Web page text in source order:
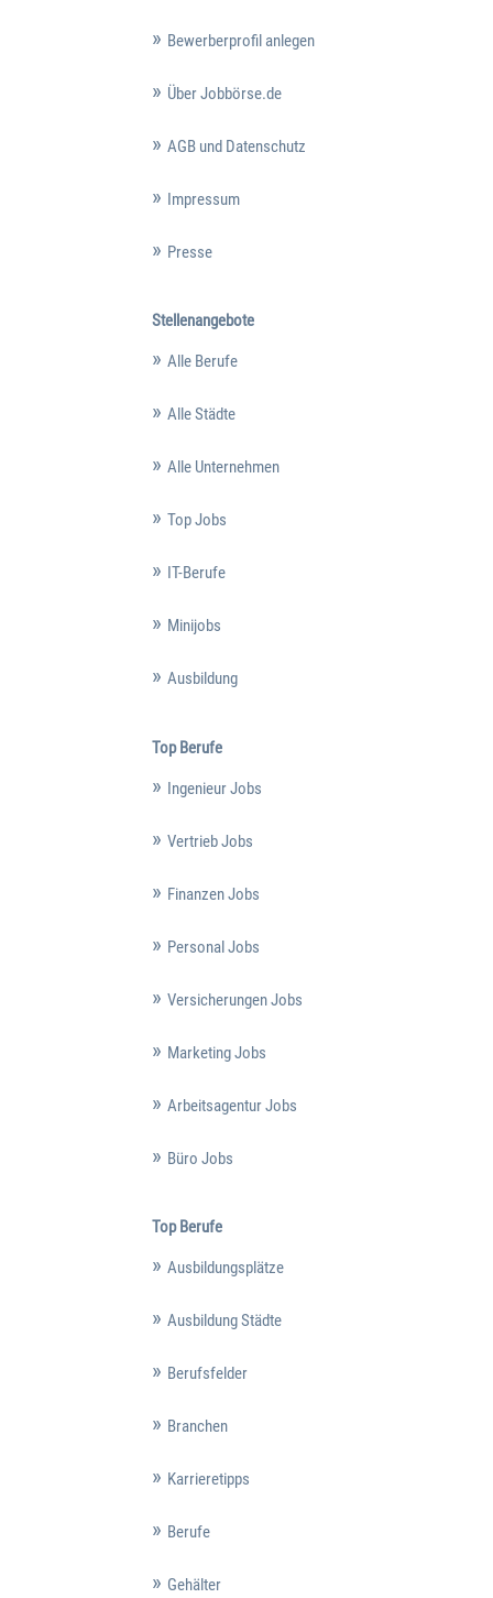
Bewerberprofil anlegen
Über Jobbörse.de
AGB und Datenschutz
Impressum
Presse
Stellenangebote
Alle Berufe
Alle Städte
Alle Unternehmen
Top Jobs
IT-Berufe
Minijobs
Ausbildung
Top Berufe
Ingenieur Jobs
Vertrieb Jobs
Finanzen Jobs
Personal Jobs
Versicherungen Jobs
Marketing Jobs
Arbeitsagentur Jobs
Büro Jobs
Top Berufe
Ausbildungsplätze
Ausbildung Städte
Berufsfelder
Branchen
Karrieretipps
Berufe
Gehälter